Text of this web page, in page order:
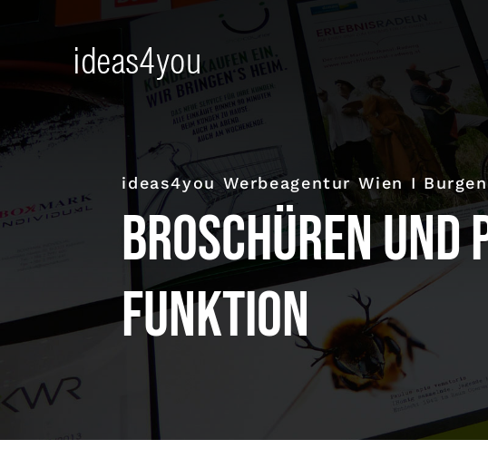
ideas4you Werbeagentur Wien I
Broschüren und
Funktion